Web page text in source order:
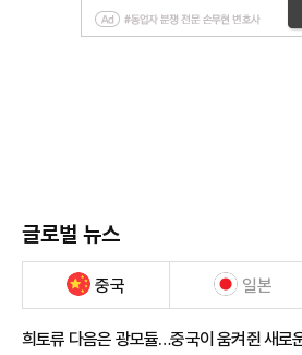
글로벌 뉴스
중국 일본
희토류 다음은 광모듈…중국이 움켜쥔 새로